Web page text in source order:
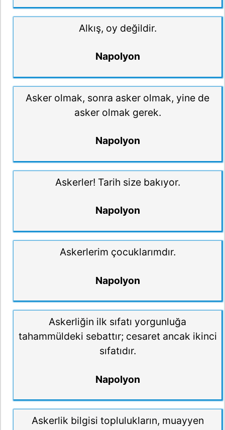
Alkış, oy değildir.
Napolyon
Asker olmak, sonra asker olmak, yine de
asker olmak gerek.
Napolyon
Askerler! Tarih size bakıyor.
Napolyon
Askerlerim çocuklarımdır.
Napolyon
Askerliğin ilk sıfatı yorgunluğa
tahammüldeki sebattır; cesaret ancak ikinci
sıfatıdır.
Napolyon
Askerlik bilgisi toplulukların, muayyen